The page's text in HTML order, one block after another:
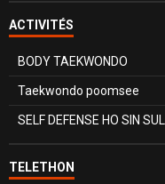
ACTIVITÉS
BODY TAEKWONDO
Taekwondo poomsee
SELF DEFENSE HO SIN SUL
TELETHON